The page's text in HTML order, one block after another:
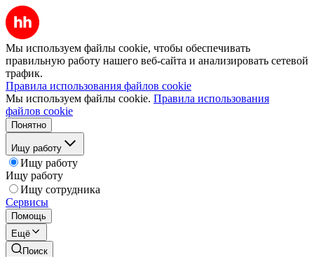
Мы используем файлы cookie, чтобы обеспечивать
правильную работу нашего веб-сайта и анализировать сетевой
трафик.
Правила использования файлов cookie
Мы используем файлы cookie. Правила использования
файлов cookie
Понятно
Ищу работу
Ищу работу
Ищу работу
Ищу сотрудника
Сервисы
Помощь
Ещё
Поиск